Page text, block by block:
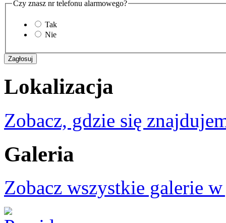
Czy znasz nr telefonu alarmowego?
Tak
Nie
Lokalizacja
Zobacz, gdzie się
Galeria
Zobacz wszystkie galerie